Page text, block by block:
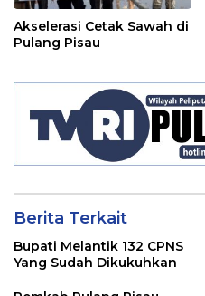
Akselerasi Cetak Sawah di
Pulang Pisau
Berita Terkait
Bupati Melantik 132 CPNS
Yang Sudah Dikukuhkan